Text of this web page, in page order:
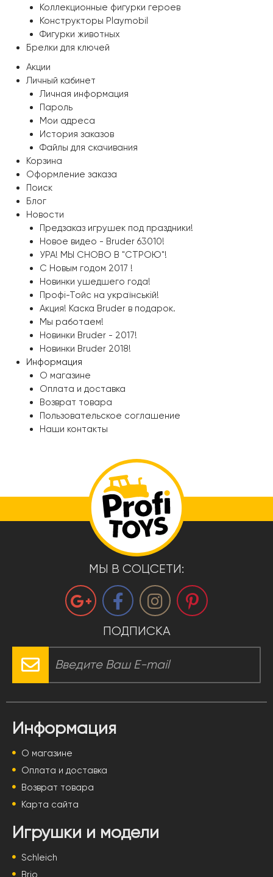
Коллекционные фигурки героев
Конструкторы Playmobil
Фигурки животных
Брелки для ключей
Акции
Личный кабинет
Личная информация
Пароль
Мои адреса
История заказов
Файлы для скачивания
Корзина
Оформление заказа
Поиск
Блог
Новости
Предзаказ игрушек под праздники!
Новое видео - Bruder 63010!
УРА! МЫ СНОВО В "СТРОЮ"!
С Новым годом 2017 !
Новинки ушедшего года!
Профі-Тойс на українській!
Акция! Каска Bruder в подарок.
Мы работаем!
Новинки Bruder - 2017!
Новинки Bruder 2018!
Информация
О магазине
Оплата и доставка
Возврат товара
Пользовательское соглашение
Наши контакты
МЫ В СОЦСЕТИ:
ПОДПИСКА
Информация
О магазине
Оплата и доставка
Возврат товара
Карта сайта
Игрушки и модели
Schleich
Brio